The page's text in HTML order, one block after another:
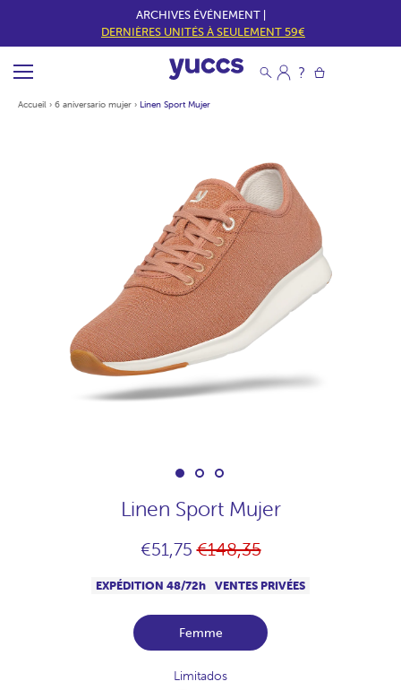
ARCHIVES ÉVÉNEMENT |
DERNIÈRES UNITÉS À SEULEMENT 59€
Accueil › 6 aniversario mujer › Linen Sport Mujer
Linen Sport Mujer
€51,75Prix
€148,35
EXPÉDITION 48/72h VENTES PRIVÉES
Femme
Limitados